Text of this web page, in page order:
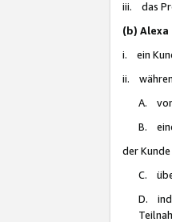
iii. das
(b)
i. ein
ii.
A. von
B.
der
C.
D.